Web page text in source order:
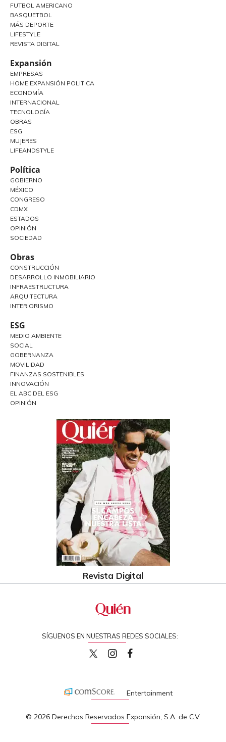
FUTBOL AMERICANO
BASQUETBOL
MÁS DEPORTE
LIFESTYLE
REVISTA DIGITAL
Expansión
EMPRESAS
HOME EXPANSIÓN POLITICA
ECONOMÍA
INTERNACIONAL
TECNOLOGÍA
OBRAS
ESG
MUJERES
LIFEANDSTYLE
Política
GOBIERNO
MÉXICO
CONGRESO
CDMX
ESTADOS
OPINIÓN
SOCIEDAD
Obras
CONSTRUCCIÓN
DESARROLLO INMOBILIARIO
INFRAESTRUCTURA
ARQUITECTURA
INTERIORISMO
ESG
MEDIO AMBIENTE
SOCIAL
GOBERNANZA
MOVILIDAD
FINANZAS SOSTENIBLES
INNOVACIÓN
EL ABC DEL ESG
OPINIÓN
Revista Digital
SÍGUENOS EN NUESTRAS REDES SOCIALES:
quiencom
Entertainment
© 2026 Derechos Reservados Expansión, S.A. de C.V.